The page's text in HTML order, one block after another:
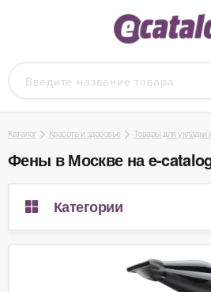
Каталог Красота и здоровье Товары для укладки
Фены в Москве на e-
Категории